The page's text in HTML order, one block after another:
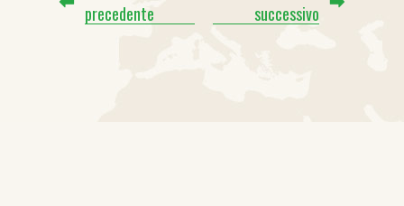
precedente
successivo